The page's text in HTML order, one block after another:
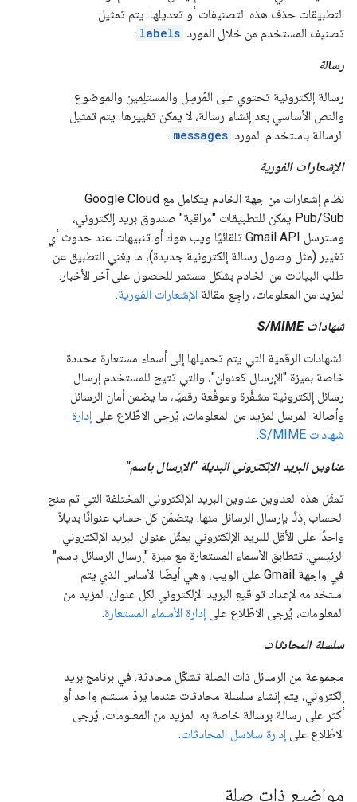
التطبيقات حذف هذه التصنيفات أو تعديلها. يتم تمثيل
تصنيف المستخدم من خلال المورد labels
.
رسالة
رسالة إلكترونية تحتوي على المُرسِل والمستلِمين والموضوع
والنص الأساسي بعد إنشاء رسالة، لا يمكن تغييرها. يتم تمثيل
الرسالة باستخدام المورد messages
.
الإشعارات الفورية
نظام إشعارات من جهة الخادم يتكامل مع Google Cloud
Pub/Sub يمكن للتطبيقات "مراقبة" صندوق بريد إلكتروني،
وسترسل Gmail API تلقائيًا ويب هوك أو تنبيهات عند حدوث أي
تغيير (مثل وصول رسالة إلكترونية جديدة)، ما يغني التطبيق عن
طلب البيانات من الخادم بشكل مستمر للحصول على آخر الأخبار.
لمزيد من المعلومات، راجِع مقالة الإشعارات الفورية.
شهادات S/MIME
الشهادات الرقمية التي يتم تحميلها إلى أسماء مستعارة محددة
خاصة بميزة "الإرسال كعنوان"، والتي تتيح للمستخدم إرسال
رسائل إلكترونية مشفَّرة وموقَّعة رقميًا، ما يضمن أمان الرسائل
وأصالة المرسل لمزيد من المعلومات، يُرجى الاطّلاع على إدارة
شهادات S/MIME
.
عناوين البريد الإلكتروني البديلة "الإرسال باسم"
تمثّل هذه العناوين عناوين البريد الإلكتروني المختلفة التي تم منح
الحساب إذنًا بإرسال الرسائل منها. يتضمّن كل حساب عنوانًا بديلاً
واحدًا على الأقل للبريد الإلكتروني يمثّل عنوان البريد الإلكتروني
الرئيسي. تتطابق الأسماء المستعارة مع ميزة "إرسال الرسائل باسم"
في واجهة Gmail على الويب، وهي أيضًا الأساس الذي يتم
استخدامه لإعداد تواقيع البريد الإلكتروني لكل عنوان. لمزيد من
المعلومات، يُرجى الاطّلاع على إدارة الأسماء المستعارة.
سلسلة المحادثات
مجموعة من الرسائل ذات الصلة تشكّل محادثة. في برنامج بريد
إلكتروني، يتم إنشاء سلسلة محادثات عندما يردّ مستلم واحد أو
أكثر على رسالة برسالة خاصة به. لمزيد من المعلومات، يُرجى
الاطّلاع على إدارة سلاسل المحادثات.
مواضيع ذات صلة